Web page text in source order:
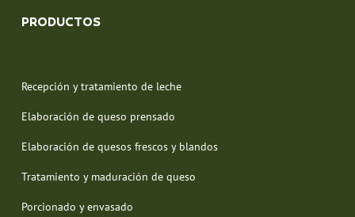
PRODUCTOS
Recepción y tratamiento de leche
Elaboración de queso prensado
Elaboración de quesos frescos y blandos
Tratamiento y maduración de queso
Porcionado y envasado